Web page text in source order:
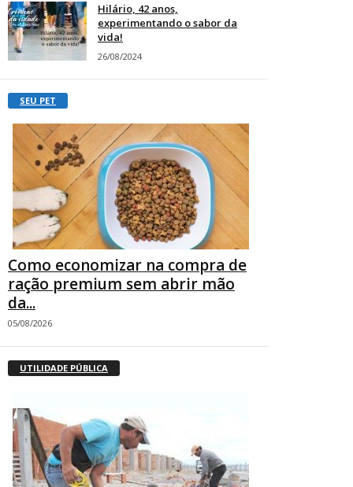
Hilário, 42 anos,
experimentando o sabor da
vida!
26/08/2024
SEU PET
Como economizar na compra de
ração premium sem abrir mão
da...
05/08/2026
UTILIDADE PÚBLICA